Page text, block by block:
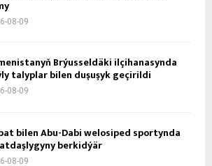
08-09
Brýusseldäki ilçihanasynda
talyplar bilen duşuşyk geçirildi
08-09
bilen Abu-Dabi welosiped sportynda
berkidýär
08-09